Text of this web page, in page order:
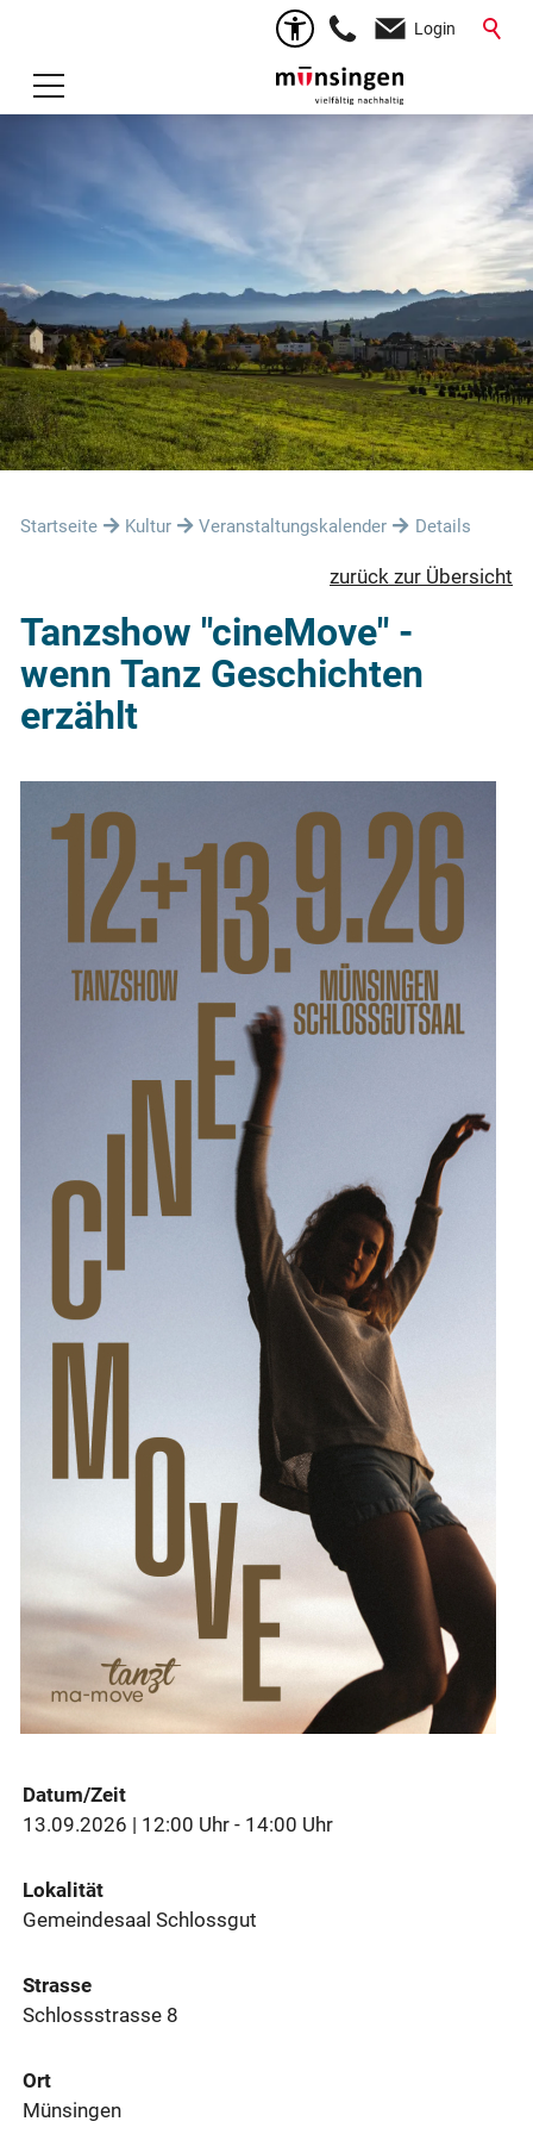
Login
Startseite Kultur Veranstaltungskalender Details
zurück zur Übersicht
Tanzshow "cineMove" -
wenn Tanz Geschichten
erzählt
Datum/Zeit
13.09.2026 | 12:00 Uhr - 14:00 Uhr
Lokalität
Gemeindesaal Schlossgut
Strasse
Schlossstrasse 8
Ort
Münsingen